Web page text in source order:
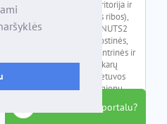
kaip naudotis portalu?